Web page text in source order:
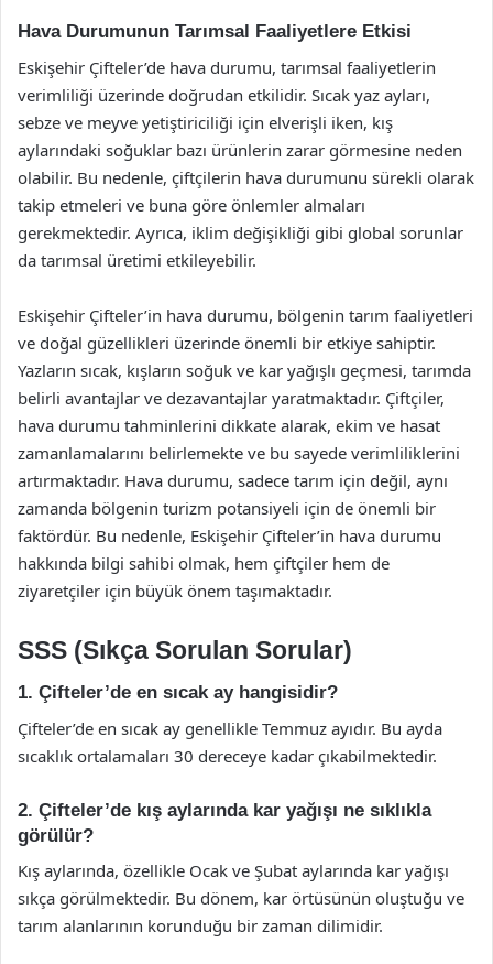
Hava Durumunun Tarımsal Faaliyetlere Etkisi
Eskişehir Çifteler’de hava durumu, tarımsal faaliyetlerin
verimliliği üzerinde doğrudan etkilidir. Sıcak yaz ayları,
sebze ve meyve yetiştiriciliği için elverişli iken, kış
aylarındaki soğuklar bazı ürünlerin zarar görmesine neden
olabilir. Bu nedenle, çiftçilerin hava durumunu sürekli olarak
takip etmeleri ve buna göre önlemler almaları
gerekmektedir. Ayrıca, iklim değişikliği gibi global sorunlar
da tarımsal üretimi etkileyebilir.
Eskişehir Çifteler’in hava durumu, bölgenin tarım faaliyetleri
ve doğal güzellikleri üzerinde önemli bir etkiye sahiptir.
Yazların sıcak, kışların soğuk ve kar yağışlı geçmesi, tarımda
belirli avantajlar ve dezavantajlar yaratmaktadır. Çiftçiler,
hava durumu tahminlerini dikkate alarak, ekim ve hasat
zamanlamalarını belirlemekte ve bu sayede verimliliklerini
artırmaktadır. Hava durumu, sadece tarım için değil, aynı
zamanda bölgenin turizm potansiyeli için de önemli bir
faktördür. Bu nedenle, Eskişehir Çifteler’in hava durumu
hakkında bilgi sahibi olmak, hem çiftçiler hem de
ziyaretçiler için büyük önem taşımaktadır.
SSS (Sıkça Sorulan Sorular)
1. Çifteler’de en sıcak ay hangisidir?
Çifteler’de en sıcak ay genellikle Temmuz ayıdır. Bu ayda
sıcaklık ortalamaları 30 dereceye kadar çıkabilmektedir.
2. Çifteler’de kış aylarında kar yağışı ne sıklıkla
görülür?
Kış aylarında, özellikle Ocak ve Şubat aylarında kar yağışı
sıkça görülmektedir. Bu dönem, kar örtüsünün oluştuğu ve
tarım alanlarının korunduğu bir zaman dilimidir.